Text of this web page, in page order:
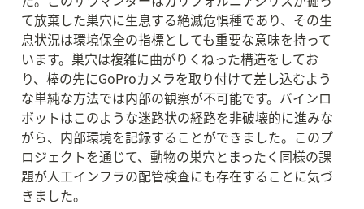
て放棄した巣穴に生息する絶滅危惧種であり、その生
息状況は環境保全の指標としても重要な意味を持って
います。巣穴は複雑に曲がりくねった構造をしてお
り、棒の先にGoProカメラを取り付けて差し込むよう
な単純な方法では内部の観察が不可能です。バインロ
ボットはこのような迷路状の経路を非破壊的に進みな
がら、内部環境を記録することができました。このプ
ロジェクトを通じて、動物の巣穴とまったく同様の課
題が人工インフラの配管検査にも存在することに気づ
きました。